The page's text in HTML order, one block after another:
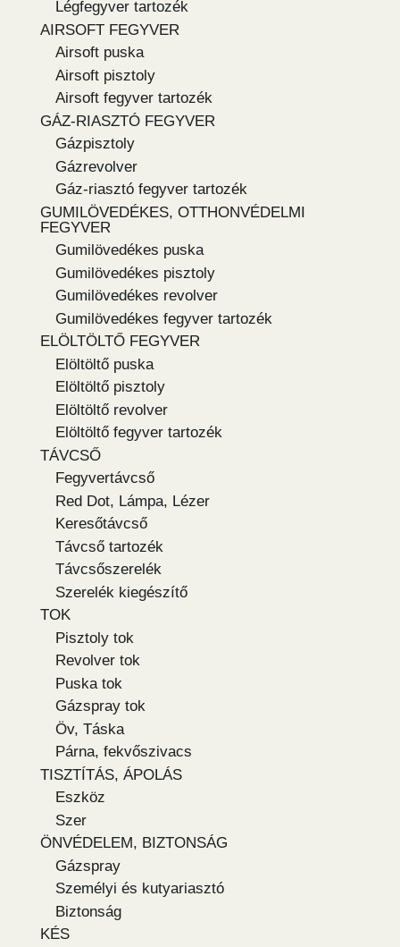
Légfegyver tartozék
AIRSOFT FEGYVER
Airsoft puska
Airsoft pisztoly
Airsoft fegyver tartozék
GÁZ-RIASZTÓ FEGYVER
Gázpisztoly
Gázrevolver
Gáz-riasztó fegyver tartozék
GUMILÖVEDÉKES, OTTHONVÉDELMI
FEGYVER
Gumilövedékes puska
Gumilövedékes pisztoly
Gumilövedékes revolver
Gumilövedékes fegyver tartozék
ELÖLTÖLTŐ FEGYVER
Elöltöltő puska
Elöltöltő pisztoly
Elöltöltő revolver
Elöltöltő fegyver tartozék
TÁVCSŐ
Fegyvertávcső
Red Dot, Lámpa, Lézer
Keresőtávcső
Távcső tartozék
Távcsőszerelék
Szerelék kiegészítő
TOK
Pisztoly tok
Revolver tok
Puska tok
Gázspray tok
Öv, Táska
Párna, fekvőszivacs
TISZTÍTÁS, ÁPOLÁS
Eszköz
Szer
ÖNVÉDELEM, BIZTONSÁG
Gázspray
Személyi és kutyariasztó
Biztonság
KÉS